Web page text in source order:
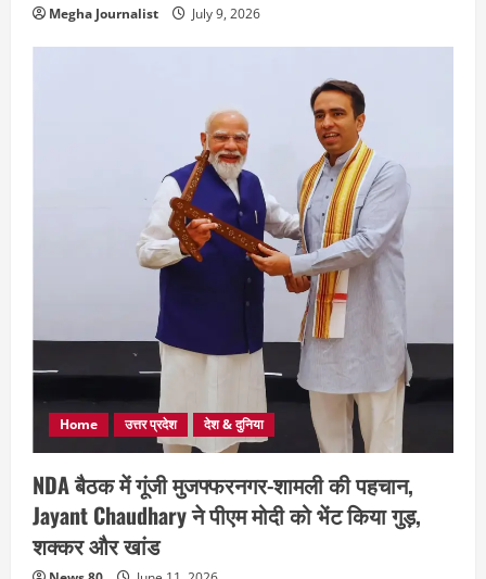
Megha Journalist July 9, 2026
Home उत्तर प्रदेश देश & दुनिया
NDA बैठक में गूंजी मुजफ्फरनगर-शामली की पहचान,
Jayant Chaudhary ने पीएम मोदी को भेंट किया गुड़,
शक्कर और खांड